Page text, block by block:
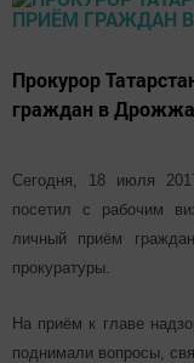
Прокурор
граждан в
Сегодня, 18 июля
посетил с рабочим
личный приём
прокуратуры.
На приём к главе
поднимали вопросы,